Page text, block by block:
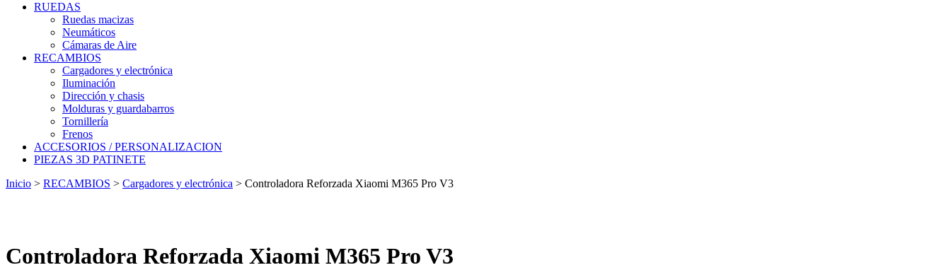
RUEDAS
Ruedas macizas
Neumáticos
Cámaras de Aire
RECAMBIOS
Cargadores y electrónica
Iluminación
Dirección y chasis
Molduras y guardabarros
Tornillería
Frenos
ACCESORIOS / PERSONALIZACION
PIEZAS 3D PATINETE
Inicio > RECAMBIOS > Cargadores y electrónica > Controladora Reforzada Xiaomi M365 Pro V3
Controladora Reforzada Xiaomi M365 Pro V3